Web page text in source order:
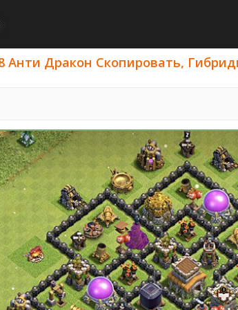
Анти Дракон Скопировать,